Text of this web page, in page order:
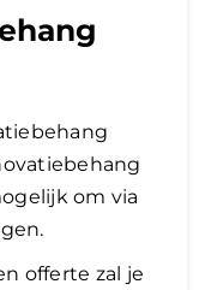
om via
offerte zal je